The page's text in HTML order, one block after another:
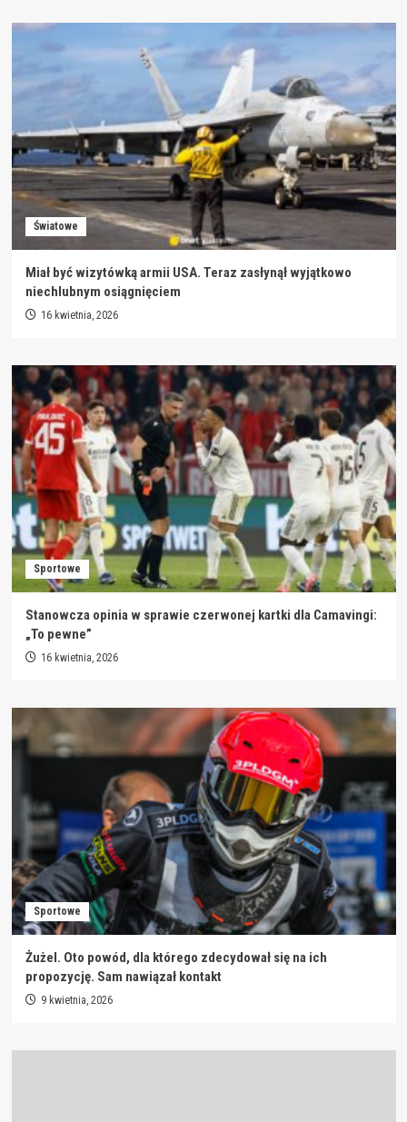
Światowe
Miał być wizytówką armii USA. Teraz zasłynął wyjątkowo
niechlubnym osiągnięciem
16 kwietnia, 2026
Sportowe
Stanowcza opinia w sprawie czerwonej kartki dla Camavingi:
„To pewne”
16 kwietnia, 2026
Sportowe
Żużel. Oto powód, dla którego zdecydował się na ich
propozycję. Sam nawiązał kontakt
9 kwietnia, 2026